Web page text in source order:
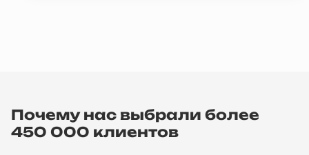
Почему нас выбрали более
450 000 клиентов